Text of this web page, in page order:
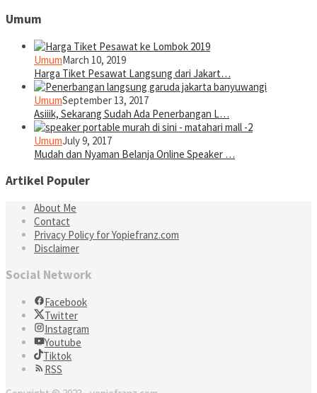
Umum
UmumMarch 10, 2019
Harga Tiket Pesawat Langsung dari Jakart…
UmumSeptember 13, 2017
Asiiik, Sekarang Sudah Ada Penerbangan L…
UmumJuly 9, 2017
Mudah dan Nyaman Belanja Online Speaker …
Artikel Populer
About Me
Contact
Privacy Policy for Yopiefranz.com
Disclaimer
Social Network
Facebook
Twitter
Instagram
Youtube
Tiktok
RSS